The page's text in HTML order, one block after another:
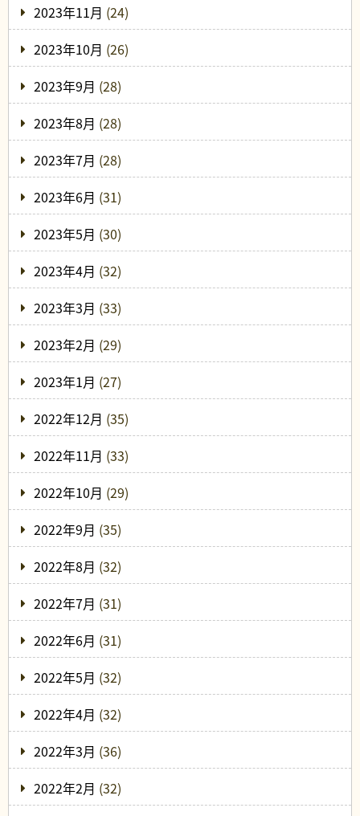
2023年11月 (24)
2023年10月 (26)
2023年9月 (28)
2023年8月 (28)
2023年7月 (28)
2023年6月 (31)
2023年5月 (30)
2023年4月 (32)
2023年3月 (33)
2023年2月 (29)
2023年1月 (27)
2022年12月 (35)
2022年11月 (33)
2022年10月 (29)
2022年9月 (35)
2022年8月 (32)
2022年7月 (31)
2022年6月 (31)
2022年5月 (32)
2022年4月 (32)
2022年3月 (36)
2022年2月 (32)